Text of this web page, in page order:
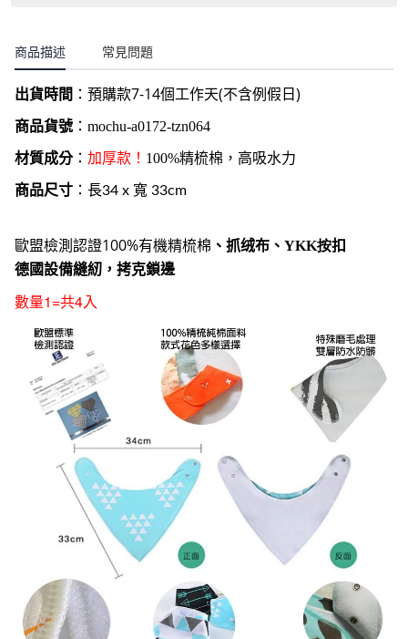
商品描述 常見問題
出貨時間 ： 預購款7-14個工作天(不含例假日 )
商品貨號： mochu-a0172-tzn064
材質成分： 加厚款！ 100%精梳棉， 高吸水力
商品尺寸 ： 長34 x 寬 33cm
歐盟檢測認證100%有機精梳棉 、抓绒布、 YKK按扣
德國設備縫紉，拷克鎖邊
數量1=共4入